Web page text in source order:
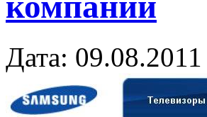
Дата: